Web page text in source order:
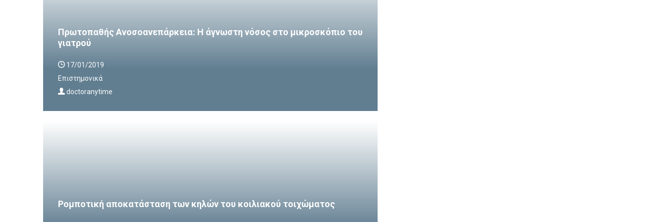
Πρωτοπαθής Ανοσοανεπάρκεια: Η άγνωστη νόσος στο μικροσκόπιο του
γιατρού
17/01/2019
Επιστημονικά
doctoranytime
Ρομποτική αποκατάσταση των κηλών του κοιλιακού τοιχώματος